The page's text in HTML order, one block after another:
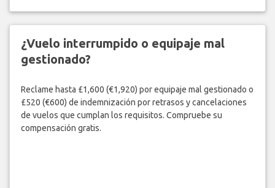
¿Vuelo interrumpido o equipaje mal
gestionado?
Reclame hasta £1,600 (€1,920) por equipaje mal gestionado o
£520 (€600) de indemnización por retrasos y cancelaciones
de vuelos que cumplan los requisitos. Compruebe su
compensación gratis.